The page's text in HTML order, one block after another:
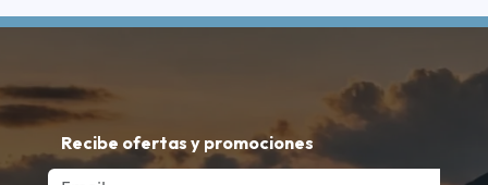
Recibe ofertas y promociones